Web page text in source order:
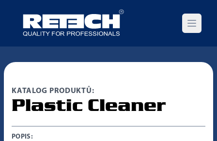
Open
KATALOG PRODUKTŮ:
Plastic Cleaner
POPIS: